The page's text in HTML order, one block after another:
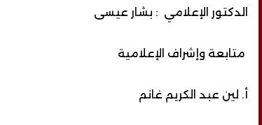
الدكتور الإعلامي : بشار عيسى
متابعة وإشراف الإعلامية
أ. لين عبد الكريم غانم